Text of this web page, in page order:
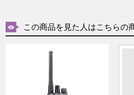
この商品を見た人はこちらの